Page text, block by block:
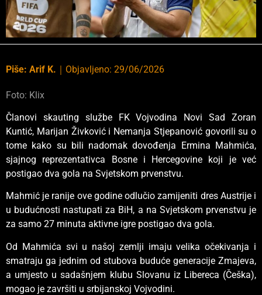
Piše: Arif K. ｜ Objavljeno: 29/06/2026
Foto: Klix
Članovi skauting službe FK Vojvodina Novi Sad Zoran
Kuntić, Marijan Živković i Nemanja Stjepanović govorili su o
tome kako su bili nadomak dovođenja Ermina Mahmića,
sjajnog reprezentativca Bosne i Hercegovine koji je već
postigao dva gola na Svjetskom prvenstvu.
Mahmić je ranije ove godine odlučio zamijeniti dres Austrije i
u budućnosti nastupati za BiH, a na Svjetskom prvenstvu je
za samo 27 minuta aktivne igre postigao dva gola.
Od Mahmića svi u našoj zemlji imaju velika očekivanja i
smatraju ga jednim od stubova buduće generacije Zmajeva,
a umjesto u sadašnjem klubu Slovanu iz Libereca (Češka),
mogao je završiti u srbijanskoj Vojvodini.